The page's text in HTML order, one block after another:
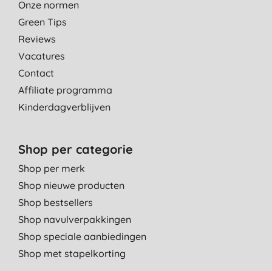
Onze normen
Green Tips
Reviews
Vacatures
Contact
Affiliate programma
Kinderdagverblijven
Shop per categorie
Shop per merk
Shop nieuwe producten
Shop bestsellers
Shop navulverpakkingen
Shop speciale aanbiedingen
Shop met stapelkorting